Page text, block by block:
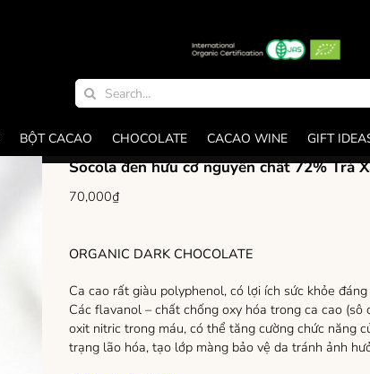
Search
for:
BỘT CACAO CHOCOLATE CACAO WINE GIFT
Socola đen hữu cơ nguyên chất 72% Trà
70,000₫
ORGANIC DARK CHOCOLATE
Ca cao rất giàu polyphenol, có lợi ích sức khỏe
Các flavanol – chất chống oxy hóa trong ca cao
oxit nitric trong máu, có thể tăng cường chức năng
trạng lão hóa, tạo lớp màng bảo vệ da tránh ảnh